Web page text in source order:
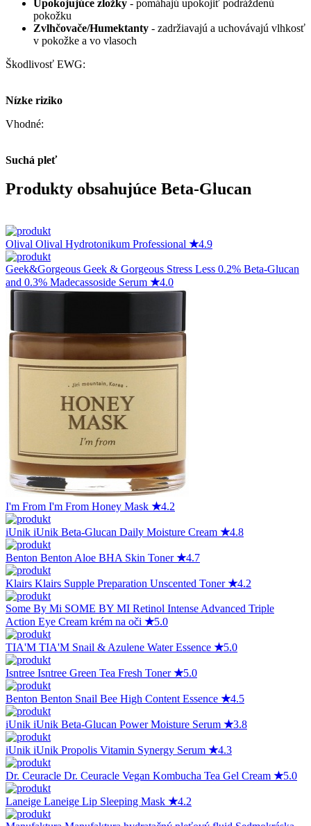
Upokojujúce zložky - pomáhajú upokojiť podráždenú
pokožku
Zvlhčovače/Humektanty - zadržiavajú a uchovávajú vlhkosť
v pokožke a vo vlasoch
Škodlivosť EWG:
Nízke riziko
Vhodné:
Suchá pleť
Produkty obsahujúce Beta-Glucan
Olival Olival Hydrotonikum Professional ★4.9
Geek&Gorgeous Geek & Gorgeous Stress Less 0.2% Beta-Glucan
and 0.3% Madecassoside Serum ★4.0
I'm From I'm From Honey Mask ★4.2
iUnik iUnik Beta-Glucan Daily Moisture Cream ★4.8
Benton Benton Aloe BHA Skin Toner★4.7
Klairs Klairs Supple Preparation Unscented Toner★4.2
Some By Mi SOME BY MI Retinol Intense Advanced Triple
Action Eye Cream krém na oči ★5.0
TIA'M TIA'M Snail & Azulene Water Essence ★5.0
Isntree Isntree Green Tea Fresh Toner★5.0
Benton Benton Snail Bee High Content Essence ★4.5
iUnik iUnik Beta-Glucan Power Moisture Serum ★3.8
iUnik iUnik Propolis Vitamin Synergy Serum ★4.3
Dr. Ceuracle Dr. Ceuracle Vegan Kombucha Tea Gel Cream ★5.0
Laneige Laneige Lip Sleeping Mask ★4.2